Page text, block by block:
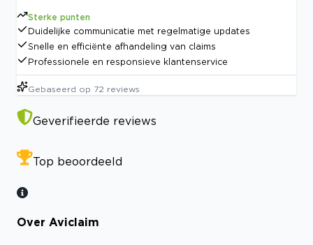
Sterke punten
Duidelijke communicatie met regelmatige updates
Snelle en efficiënte afhandeling van claims
Professionele en responsieve klantenservice
Gebaseerd op 72 reviews
Geverifieerde reviews
Top beoordeeld
Over Aviclaim